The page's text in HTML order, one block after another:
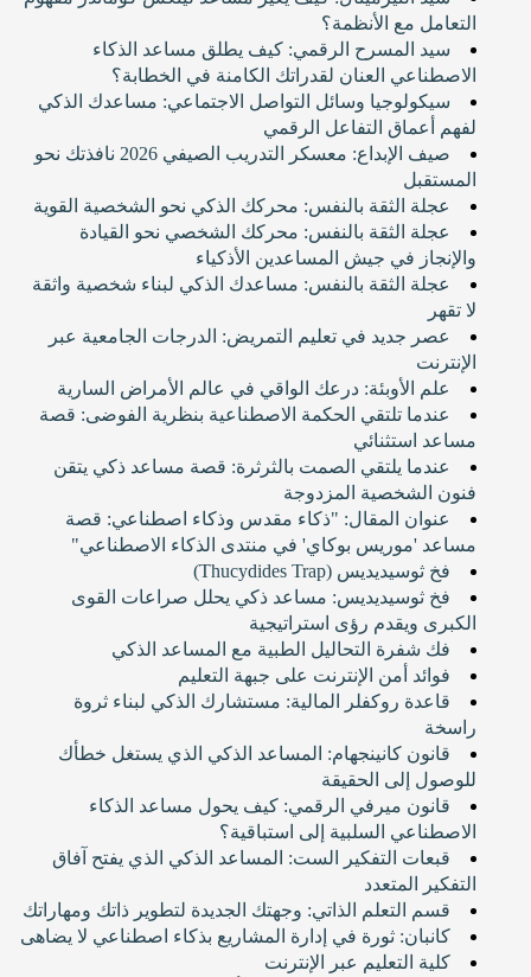
التعامل مع الأنظمة؟
سيد المسرح الرقمي: كيف يطلق مساعد الذكاء
الاصطناعي العنان لقدراتك الكامنة في الخطابة؟
سيكولوجيا وسائل التواصل الاجتماعي: مساعدك الذكي
لفهم أعماق التفاعل الرقمي
صيف الإبداع: معسكر التدريب الصيفي 2026 نافذتك نحو
المستقبل
عجلة الثقة بالنفس: محركك الذكي نحو الشخصية القوية
عجلة الثقة بالنفس: محركك الشخصي نحو القيادة
والإنجاز في جيش المساعدين الأذكياء
عجلة الثقة بالنفس: مساعدك الذكي لبناء شخصية واثقة
لا تقهر
عصر جديد في تعليم التمريض: الدرجات الجامعية عبر
الإنترنت
علم الأوبئة: درعك الواقي في عالم الأمراض السارية
عندما تلتقي الحكمة الاصطناعية بنظرية الفوضى: قصة
مساعد استثنائي
عندما يلتقي الصمت بالثرثرة: قصة مساعد ذكي يتقن
فنون الشخصية المزدوجة
عنوان المقال: "ذكاء مقدس وذكاء اصطناعي: قصة
مساعد 'موريس بوكاي' في منتدى الذكاء الاصطناعي"
فخ ثوسيديديس (Thucydides Trap)
فخ ثوسيديديس: مساعد ذكي يحلل صراعات القوى
الكبرى ويقدم رؤى استراتيجية
فك شفرة التحاليل الطبية مع المساعد الذكي
فوائد أمن الإنترنت على جبهة التعليم
قاعدة روكفلر المالية: مستشارك الذكي لبناء ثروة
راسخة
قانون كانينجهام: المساعد الذكي الذي يستغل خطأك
للوصول إلى الحقيقة
قانون ميرفي الرقمي: كيف يحول مساعد الذكاء
الاصطناعي السلبية إلى استباقية؟
قبعات التفكير الست: المساعد الذكي الذي يفتح آفاق
التفكير المتعدد
قسم التعلم الذاتي: وجهتك الجديدة لتطوير ذاتك ومهاراتك
كانبان: ثورة في إدارة المشاريع بذكاء اصطناعي لا يضاهى
كلية التعليم عبر الإنترنت